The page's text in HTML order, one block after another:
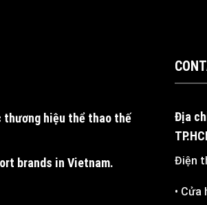
thương hiệu thể thao thế
brands in Vietnam.
Địa
Điện
•